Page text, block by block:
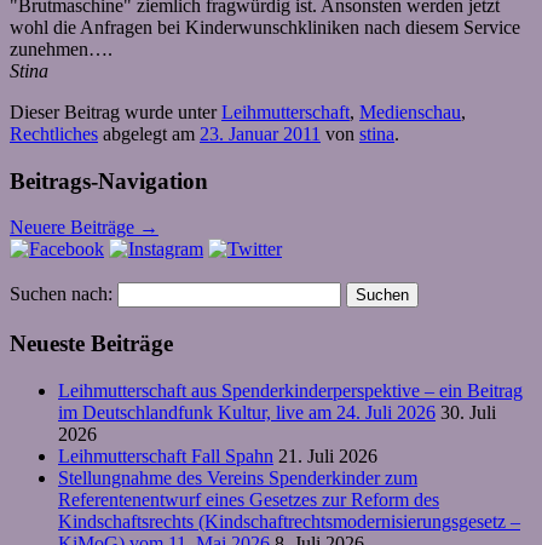
"Brutmaschine" ziemlich fragwürdig ist. Ansonsten werden jetzt
wohl die Anfragen bei Kinderwunschkliniken nach diesem Service
zunehmen….
Stina
Dieser Beitrag wurde unterLeihmutterschaft, Medienschau,
Rechtliches abgelegt am 23. Januar 2011 von stina.
Beitrags-Navigation
Neuere Beiträge →
Suchen nach:
Neueste Beiträge
Leihmutterschaft aus Spenderkinderperspektive – ein Beitrag
im Deutschlandfunk Kultur, live am 24. Juli 2026 30. Juli
2026
Leihmutterschaft Fall Spahn 21. Juli 2026
Stellungnahme des Vereins Spenderkinder zum
Referentenentwurf eines Gesetzes zur Reform des
Kindschaftsrechts (Kindschaftrechtsmodernisierungsgesetz –